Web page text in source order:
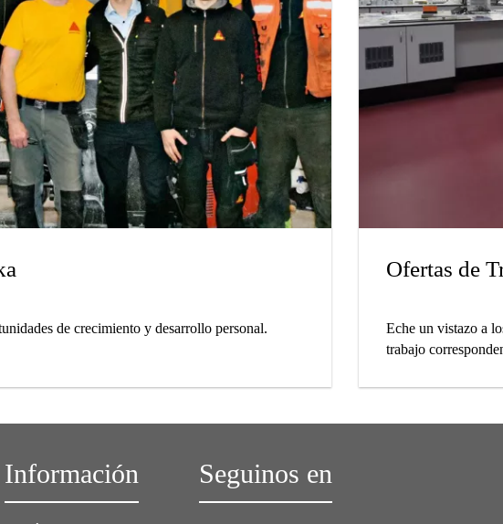
de crecimiento y desarrollo personal.
Ofertas de
Eche un vistazo a
trabajo
Información Seguinos en